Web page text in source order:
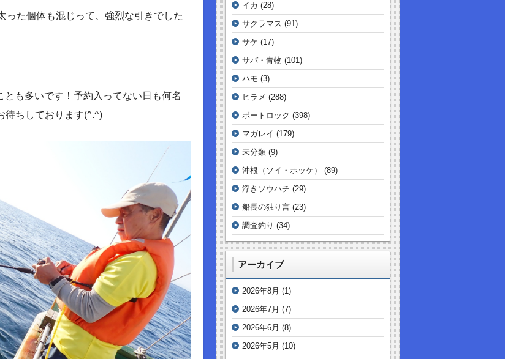
った個体も混じって、強烈な引きでした
も多いです！予約入ってない日も何名
待ちしております(^.^)
イカ (28)
サクラマス (91)
サケ (17)
サバ・青物 (101)
ハモ (3)
ヒラメ (288)
ボートロック (398)
マガレイ (179)
未分類 (9)
沖根（ソイ・ホッケ）
(89)
浮きソウハチ (29)
船長の独り言 (23)
調査釣り (34)
アーカイブ
2026年8月 (1)
2026年7月 (7)
2026年6月 (8)
2026年5月 (10)